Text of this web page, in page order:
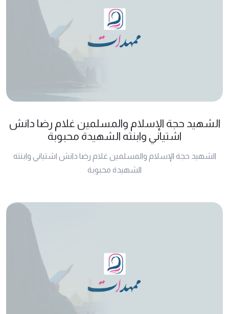
الشهيد حجة الإسلام والمسلمين غلام رضا دانش
اشتياني وابنته الشهيدة محبوبة
الشهيد حجة الإسلام والمسلمين غلام رضا دانش اشتياني وابنته
الشهيدة محبوبة